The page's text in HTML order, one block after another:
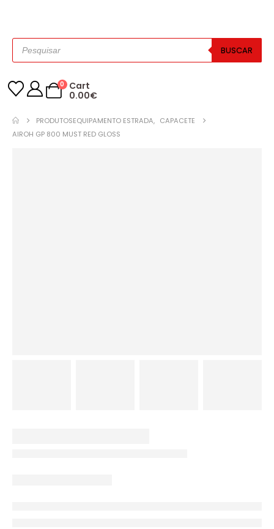
BUSCAR
0
Cart
0.00€
PRODUTOSEQUIPAMENTO ESTRADA, CAPACETE
AIROH GP 800 MUST RED GLOSS